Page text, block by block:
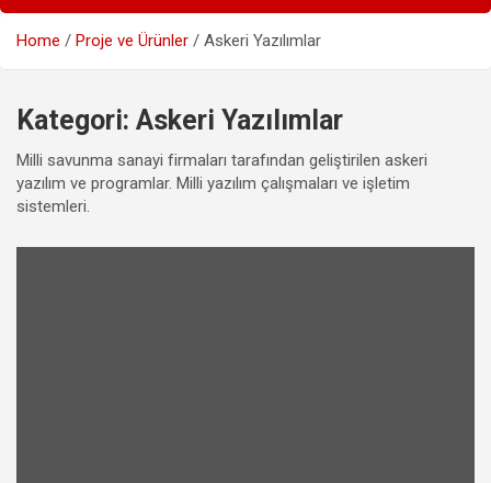
Home Proje ve Ürünler Askeri Yazılımlar
Kategori: Askeri Yazılımlar
Milli savunma sanayi firmaları tarafından geliştirilen askeri
yazılım ve programlar. Milli yazılım çalışmaları ve işletim
sistemleri.